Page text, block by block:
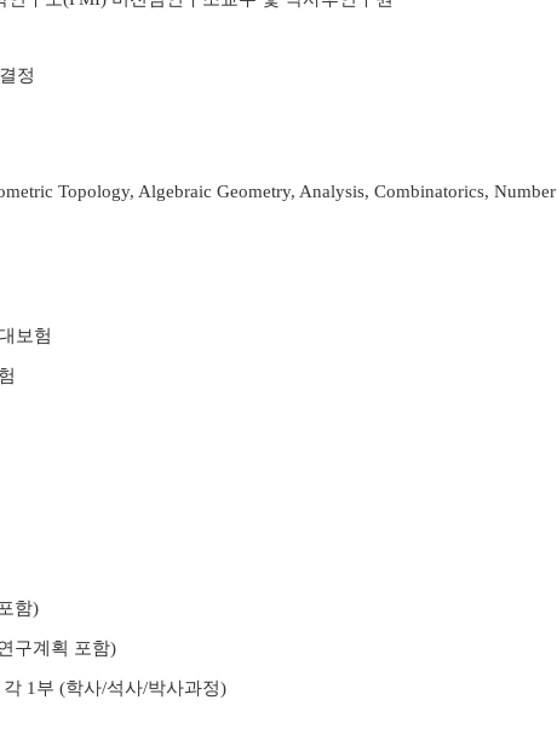
정
Topology, Algebraic Geometry, Analysis, Combinatorics,
보험
함)
구계획 포함)
1부 (학사/석사/박사과정)